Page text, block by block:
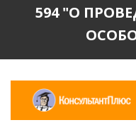
594 "О